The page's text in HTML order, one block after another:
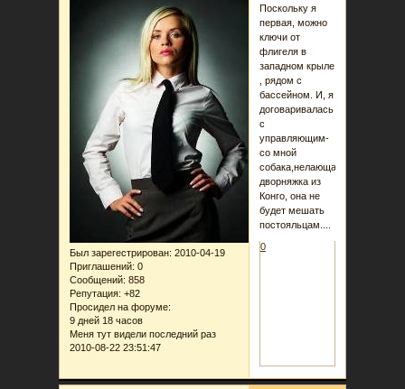
Был зарегестрирован: 2010-04-19
Приглашений: 0
Сообщений: 858
Репутация: +82
Просидел на форуме:
9 дней 18 часов
Меня тут видели последний раз
2010-08-22 23:51:47
Поскольку я
первая, можно
ключи от
флигеля в
западном крыле
, рядом с
бассейном. И, я
договаривалась
с
управляющим-
со мной
собака,нелающая
дворняжка из
Конго, она не
будет мешать
постояльцам....
0